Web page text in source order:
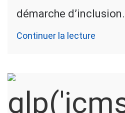
démarche d’inclusion.
Continuer la lecture